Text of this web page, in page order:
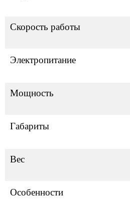
Скорость работы
Электропитание
Мощность
Габариты
Вес
Особенности